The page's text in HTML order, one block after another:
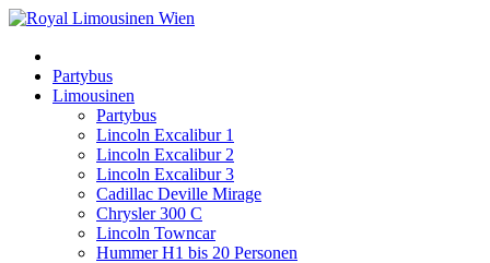
Partybus
Limousinen
Partybus
Lincoln Excalibur 1
Lincoln Excalibur 2
Lincoln Excalibur 3
Cadillac Deville Mirage
Chrysler 300 C
Lincoln Towncar
Hummer H1 bis 20 Personen